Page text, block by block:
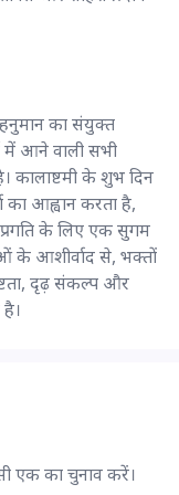
का संयुक्त
में आने वाली सभी
कालाष्टमी के शुभ दिन
का आह्वान करता है,
के लिए एक सुगम
के आशीर्वाद से, भक्तों
दृढ़ संकल्प और
एक का चुनाव करें।